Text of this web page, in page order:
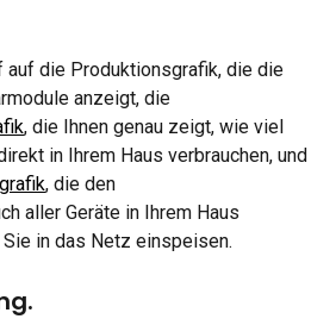
auf die Produktionsgrafik, die die
anzeigt, die
, die Ihnen genau zeigt, wie viel
in Ihrem Haus verbrauchen, und
, die den
aller Geräte in Ihrem Haus
in das Netz einspeisen.